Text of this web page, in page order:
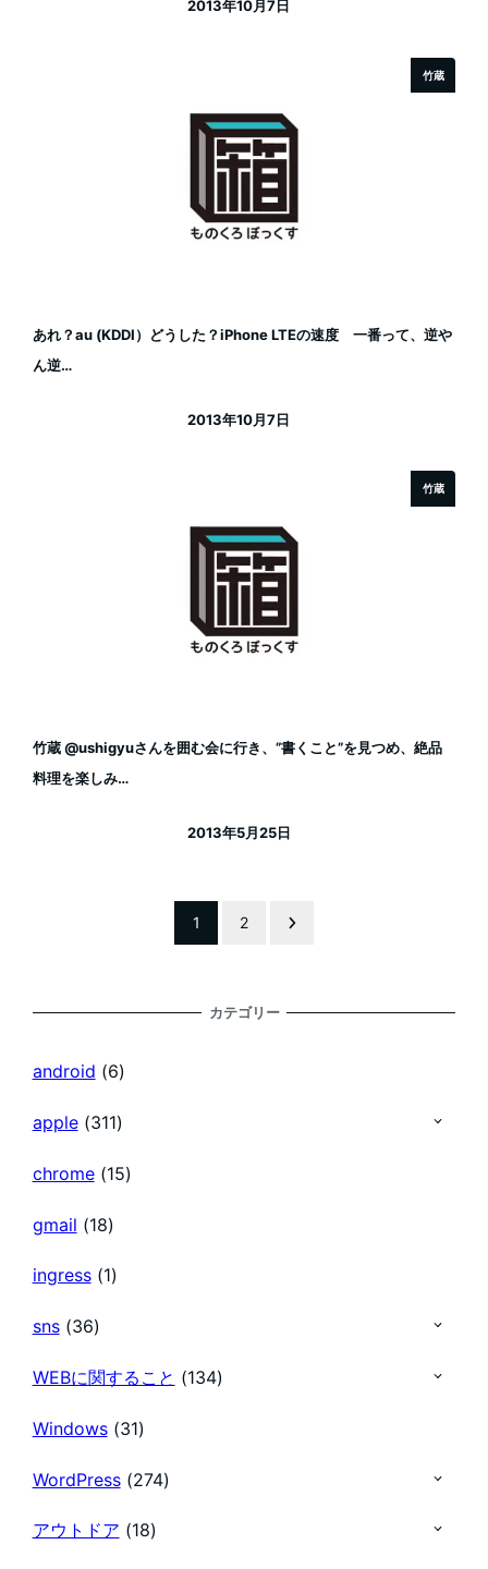
2013年10月7日
竹蔵
あれ？au (KDDI）どうした？iPhone LTEの速度 一番って、逆や
ん逆…
投稿日
2013年10月7日
竹蔵
竹蔵 @ushigyuさんを囲む会に行き、”書くこと”を見つめ、絶品
料理を楽しみ…
2013年5月25日
の
ペ
ー
ジ
り
1 2
カテゴリー
android (6)
apple(311)
chrome(15)
gmail (18)
ingress(1)
sns(36)
WEBに関すること (134)
Windows(31)
WordPress(274)
アウトドア (18)